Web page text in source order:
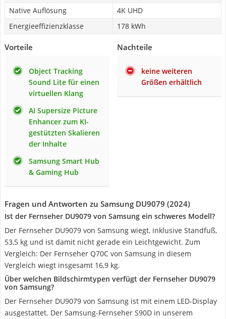
Native Auflösung
4K UHD
Energieeffizienzklasse
178 kWh
Vorteile
Object Tracking
Sound Lite für einen
virtuellen Klang
AI Supersize Picture
Enhancer zum KI-
gestützten Skalieren
der Inhalte
Samsung Smart Hub
& Gaming Hub
Nachteile
keine weiteren
Größen erhältlich
Fragen und Antworten zu Samsung DU9079 (2024)
Ist der Fernseher DU9079 von Samsung ein schweres Modell?
Der Fernseher DU9079 von Samsung wiegt, inklusive Standfuß,
53,5 kg und ist damit nicht gerade ein Leichtgewicht. Zum
Vergleich: Der Fernseher Q70C von Samsung in diesem
Vergleich wiegt insgesamt 16,9 kg.
Über welchen Bildschirmtypen verfügt der Fernseher DU9079
von Samsung?
Der Fernseher DU9079 von Samsung ist mit einem LED-Display
ausgestattet. Der Samsung-Fernseher S90D in unserem